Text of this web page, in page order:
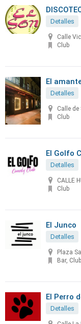
Detalles
Calle
Club
El
Detalles
Calle
Club
El Golfo
Detalles
CALLE
Club
El Junco
Detalles
Plaza
Bar,
El Perro
Detalles